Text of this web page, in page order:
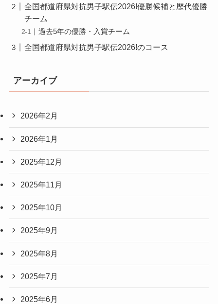
全国都道府県対抗男子駅伝2026!優勝候補と歴代優勝
チーム
過去5年の優勝・入賞チーム
全国都道府県対抗男子駅伝2026!のコース
アーカイブ
2026年2月
2026年1月
2025年12月
2025年11月
2025年10月
2025年9月
2025年8月
2025年7月
2025年6月